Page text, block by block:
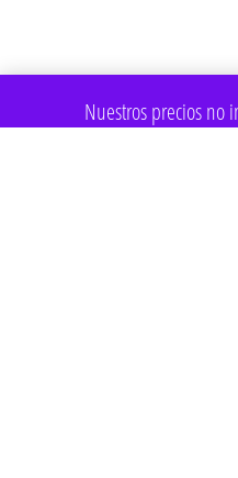
Nuestros precios no